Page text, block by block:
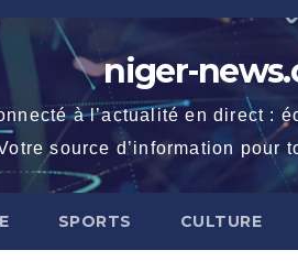
niger-
à l’actualité en direct
source d’information pour
SPORTS CULTURE